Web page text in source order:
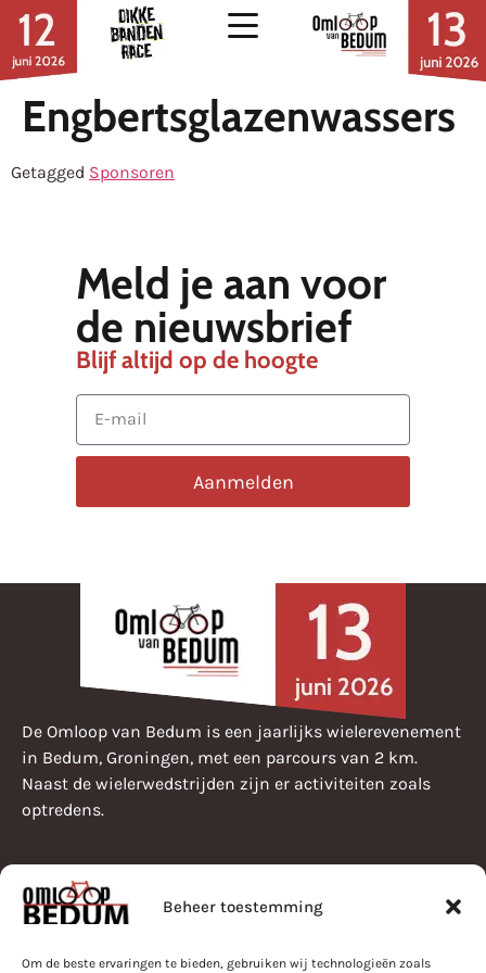
Beheer toestemming
Om de beste ervaringen te bieden, gebruiken wij technologieën zoals
Engbertsglazenwassers
Getagged Sponsoren
Meld je aan voor
de nieuwsbrief
Blijf altijd op de hoogte
Aanmelden
De Omloop van Bedum is een jaarlijks wielerevenement
in Bedum, Groningen, met een parcours van 2 km.
Naast de wielerwedstrijden zijn er activiteiten zoals
optredens.
Pearle Omloop van Bedum